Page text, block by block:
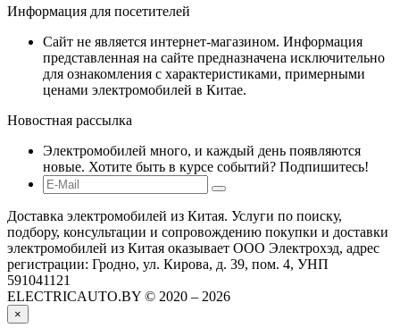
Информация для посетителей
Сайт не является интернет-магазином. Информация
представленная на сайте предназначена исключительно
для ознакомления с характеристиками, примерными
ценами электромобилей в Китае.
Новостная рассылка
Электромобилей много, и каждый день появляются
новые. Хотите быть в курсе событий? Подпишитесь!
Доставка электромобилей из Китая. Услуги по поиску,
подбору, консультации и сопровождению покупки и доставки
электромобилей из Китая оказывает ООО Электрохэд, адрес
регистрации: Гродно, ул. Кирова, д. 39, пом. 4, УНП
591041121
ELECTRICAUTO.BY © 2020 – 2026
×